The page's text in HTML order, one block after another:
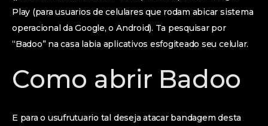
Play (para usuarios de celulares que rodam abicar sistema
operacional da Google, o Android). Ta pesquisar por
“Badoo” na casa labia aplicativos esfogiteado seu celular.
Como abrir Badoo
E para o usufrutuario tal deseja atacar bandagem desta